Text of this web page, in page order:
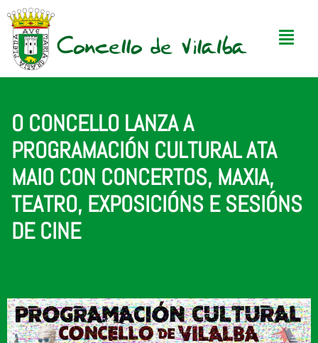
O CONCELLO LANZA A
PROGRAMACIÓN CULTURAL ATA
MAIO CON CONCERTOS, MAXIA,
TEATRO, EXPOSICIÓNS E SESIÓNS
DE CINE